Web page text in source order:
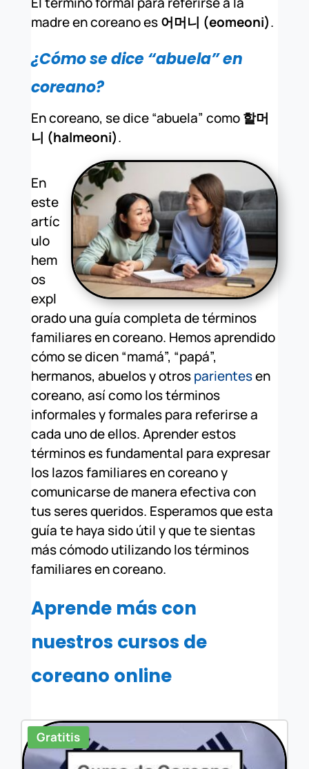
madre en coreano es어머니 (eomeoni).
¿Cómo se dice “abuela” en
coreano?
En coreano, se dice “abuela” como할머
니 (halmeoni).
En
este
artíc
ulo
hem
os
expl
orado una guía completa de términos
familiares en coreano. Hemos aprendido
cómo se dicen “mamá”, “papá”,
hermanos, abuelos y otrosparientesen
coreano, así como los términos
informales y formales para referirse a
cada uno de ellos. Aprender estos
términos es fundamental para expresar
los lazos familiares en coreano y
comunicarse de manera efectiva con
tus seres queridos. Esperamos que esta
guía te haya sido útil y que te sientas
más cómodo utilizando los términos
familiares en coreano.
Aprende más con
nuestros cursos de
coreano online
Gratitis